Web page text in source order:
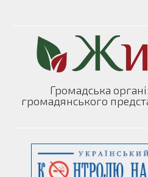
Громадська
громадянського